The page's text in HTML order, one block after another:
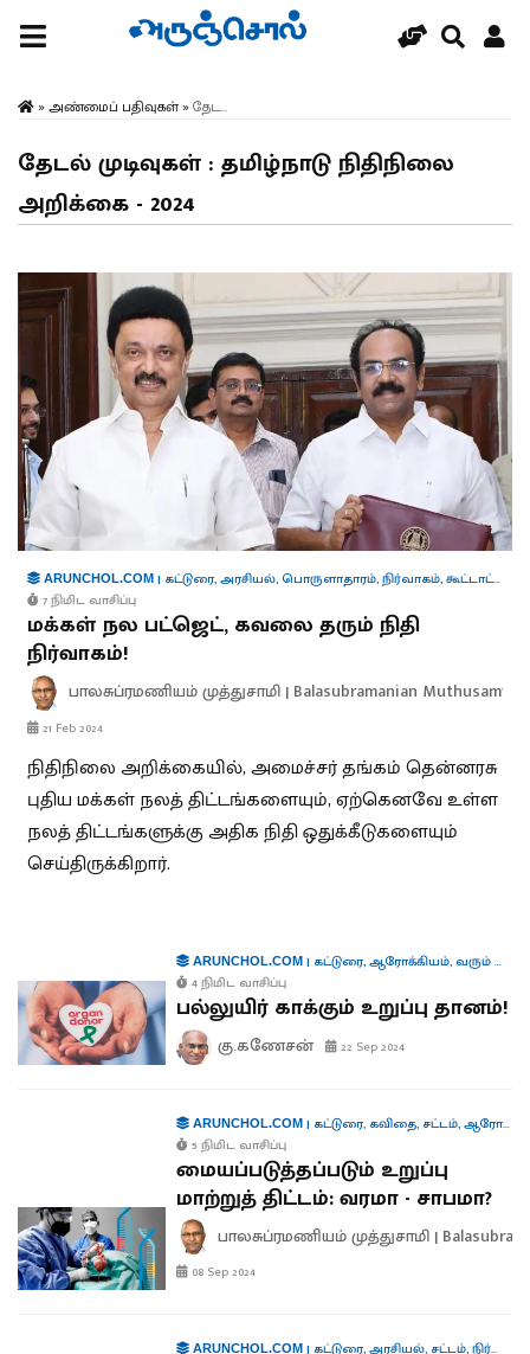
» அண்மைப் பதிவுகள்» தேட...
தேடல் முடிவுகள் : தமிழ்நாடு நிதிநிலை
அறிக்கை - 2024
ARUNCHOL.COM | கட்டுரை,அரசியல்,பொருளாதாரம்,நிர்வாகம்,கூட்டாட்சி
7 நிமிட வாசிப்பு
மக்கள் நல பட்ஜெட், கவலை தரும் நிதி
நிர்வாகம்!
பாலசுப்ரமணியம் முத்துசாமி | Balasubramanian Muthusamy
21 Feb 2024
நிதிநிலை அறிக்கையில், அமைச்சர் தங்கம் தென்னரசு
புதிய மக்கள் நலத் திட்டங்களையும், ஏற்கெனவே உள்ள
நலத் திட்டங்களுக்கு அதிக நிதி ஒதுக்கீடுகளையும்
செய்திருக்கிறார்.
ARUNCHOL.COM| கட்டுரை,ஆரோக்கியம், வரும் முன் காக்க
4 நிமிட வாசிப்பு
பல்லுயிர் காக்கும் உறுப்பு தானம்!
கு.கணேசன் 22 Sep 2024
ARUNCHOL.COM| கட்டுரை, கவிதை, சட்டம்,ஆரோக்கியம்
5 நிமிட வாசிப்பு
மையப்படுத்தப்படும் உறுப்பு
மாற்றுத் திட்டம்: வரமா - சாபமா?
பாலசுப்ரமணியம் முத்துசாமி |
08 Sep 2024
ARUNCHOL.COM| கட்டுரை,அரசியல், சட்டம்,நிர்வாகம்